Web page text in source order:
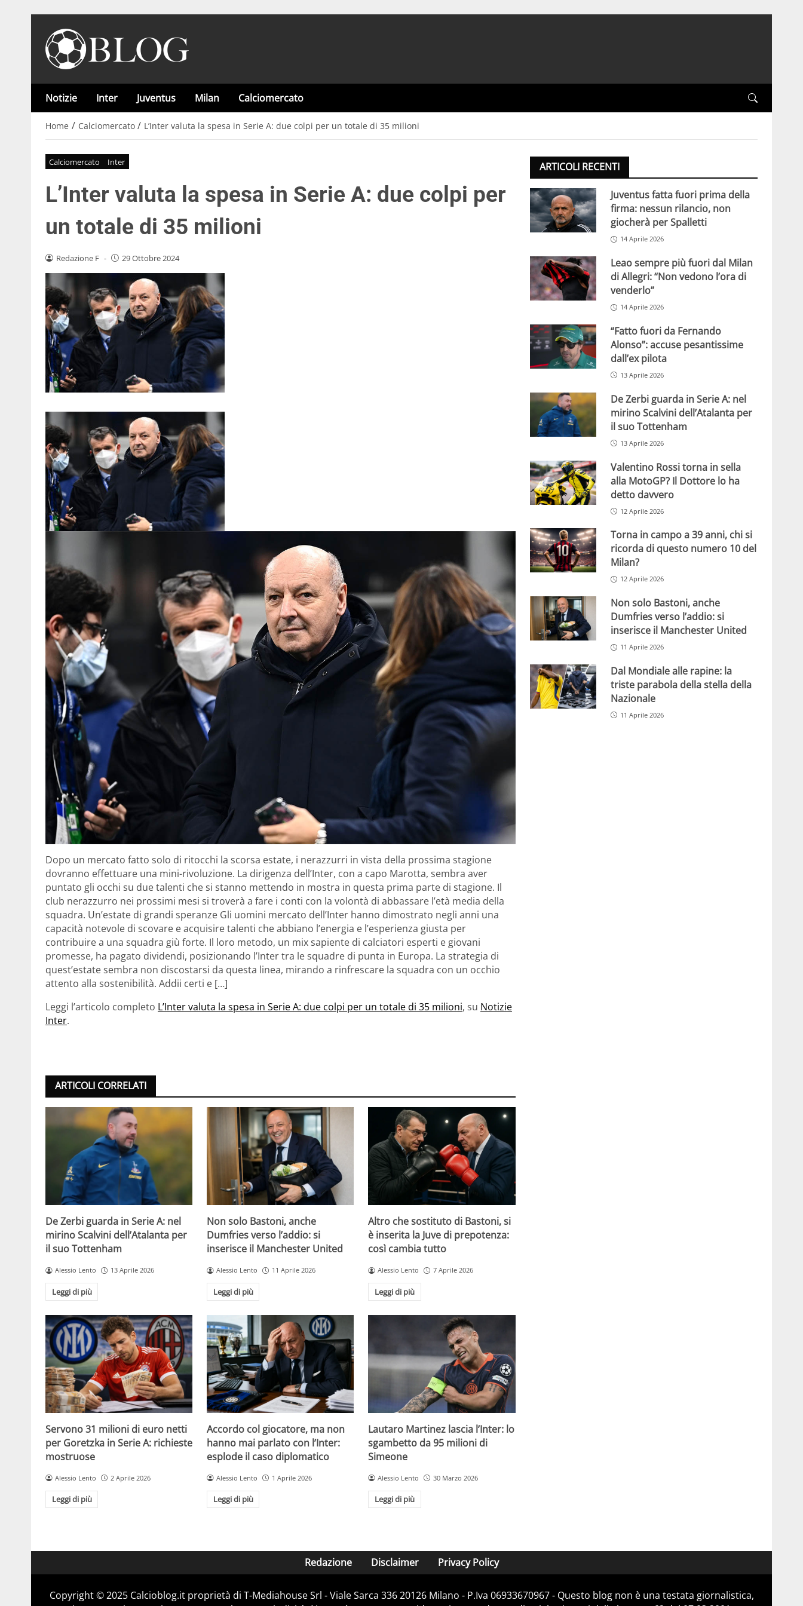
Notizie Inter Juventus Milan Calciomercato
Home / Calciomercato / L’Inter valuta la spesa in Serie A: due colpi per un totale di 35 milioni
Calciomercato Inter
L’Inter valuta la spesa in Serie A: due colpi per
un totale di 35 milioni
Redazione F - 29 Ottobre 2024
Dopo un mercato fatto solo di ritocchi la scorsa estate, i nerazzurri in vista della prossima stagione
dovranno effettuare una mini-rivoluzione. La dirigenza dell’Inter, con a capo Marotta, sembra aver
puntato gli occhi su due talenti che si stanno mettendo in mostra in questa prima parte di stagione. Il
club nerazzurro nei prossimi mesi si troverà a fare i conti con la volontà di abbassare l’età media della
squadra. Un’estate di grandi speranze Gli uomini mercato dell’Inter hanno dimostrato negli anni una
capacità notevole di scovare e acquisire talenti che abbiano l’energia e l’esperienza giusta per
contribuire a una squadra giù forte. Il loro metodo, un mix sapiente di calciatori esperti e giovani
promesse, ha pagato dividendi, posizionando l’Inter tra le squadre di punta in Europa. La strategia di
quest’estate sembra non discostarsi da questa linea, mirando a rinfrescare la squadra con un occhio
attento alla sostenibilità. Addii certi e […]
Leggi l’articolo completo L’Inter valuta la spesa in Serie A: due colpi per un totale di 35 milioni, su Notizie
Inter.
ARTICOLI CORRELATI
De Zerbi guarda in Serie A: nel
mirino Scalvini dell’Atalanta per
il suo Tottenham
Alessio Lento 13 Aprile 2026
Leggi di più
Non solo Bastoni, anche
Dumfries verso l’addio: si
inserisce il Manchester United
Alessio Lento 11 Aprile 2026
Leggi di più
Altro che sostituto di Bastoni, si
è inserita la Juve di prepotenza:
così cambia tutto
Alessio Lento 7 Aprile 2026
Leggi di più
Servono 31 milioni di euro netti
per Goretzka in Serie A: richieste
mostruose
Alessio Lento 2 Aprile 2026
Leggi di più
Accordo col giocatore, ma non
hanno mai parlato con l’Inter:
esplode il caso diplomatico
Alessio Lento 1 Aprile 2026
Leggi di più
Lautaro Martinez lascia l’Inter: lo
sgambetto da 95 milioni di
Simeone
Alessio Lento 30 Marzo 2026
Leggi di più
ARTICOLI RECENTI
Juventus fatta fuori prima della
firma: nessun rilancio, non
giocherà per Spalletti
14 Aprile 2026
Leao sempre più fuori dal Milan
di Allegri: “Non vedono l’ora di
venderlo”
14 Aprile 2026
“Fatto fuori da Fernando
Alonso”: accuse pesantissime
dall’ex pilota
13 Aprile 2026
De Zerbi guarda in Serie A: nel
mirino Scalvini dell’Atalanta per
il suo Tottenham
13 Aprile 2026
Valentino Rossi torna in sella
alla MotoGP? Il Dottore lo ha
detto davvero
12 Aprile 2026
Torna in campo a 39 anni, chi si
ricorda di questo numero 10 del
Milan?
12 Aprile 2026
Non solo Bastoni, anche
Dumfries verso l’addio: si
inserisce il Manchester United
11 Aprile 2026
Dal Mondiale alle rapine: la
triste parabola della stella della
Nazionale
11 Aprile 2026
Redazione Disclaimer Privacy Policy
Copyright © 2025 Calcioblog.it proprietà di T-Mediahouse Srl - Viale Sarca 336 20126 Milano - P.Iva 06933670967 - Questo blog non è una testata giornalistica,